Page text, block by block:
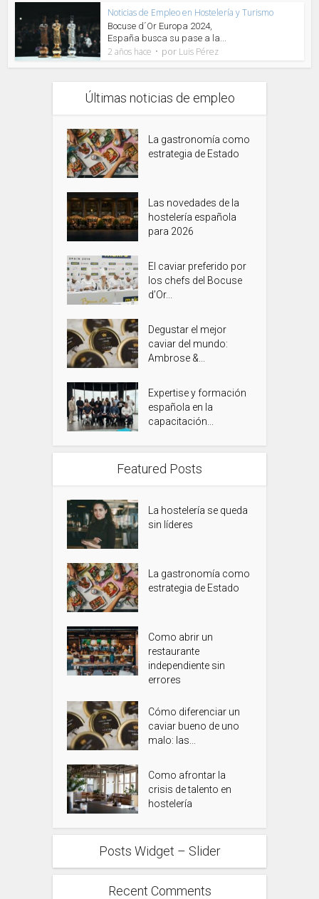
Noticias de Empleo en Hostelería y Turismo
Bocuse d´Or Europa 2024,
España busca su pase a la...
2 años hace por Luis Pérez
Últimas noticias de empleo
La gastronomía como
estrategia de Estado
Las novedades de la
hostelería española
para 2026
El caviar preferido por
los chefs del Bocuse
d’Or...
Degustar el mejor
caviar del mundo:
Ambrose &...
Expertise y formación
española en la
capacitación...
Featured Posts
La hostelería se queda
sin líderes
La gastronomía como
estrategia de Estado
Como abrir un
restaurante
independiente sin
errores
Cómo diferenciar un
caviar bueno de uno
malo: las...
Como afrontar la
crisis de talento en
hostelería
Posts Widget – Slider
Recent Comments